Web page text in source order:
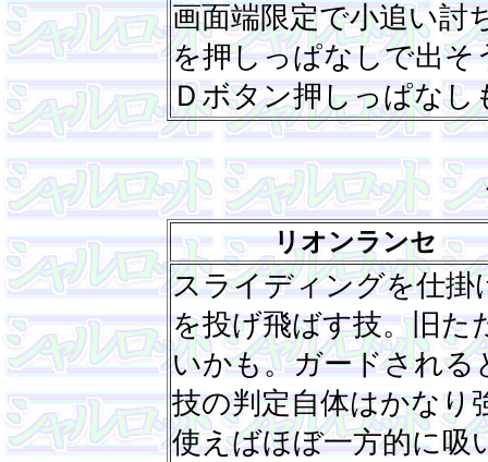
画面端限定で小追い討
を押しっぱなしで出そ
Ｄボタン押しっぱなし
リオンランセ
スライディングを仕掛
を投げ飛ばす技。旧た
いかも。ガードされ
技の判定自体はかなり
使えばほぼ一方的に吸